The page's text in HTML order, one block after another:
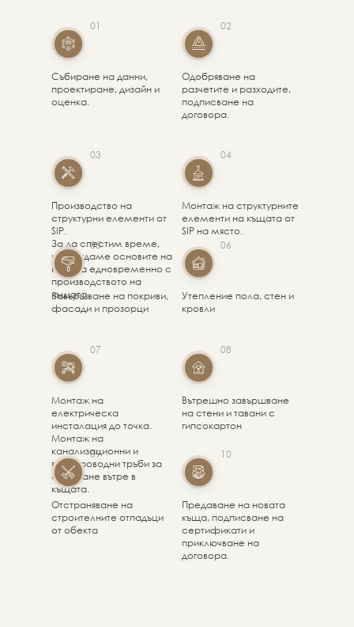
01
Събиране на данни,
проектиране, дизайн и
оценка.
02
Одобряване на
разчетите и разходите,
подписване на
договора.
03
Производство на
структурни елементи от
SIP.
За да спестим време,
изграждаме основите на
къщата едновременно с
производството на
къщата.
04
Монтаж на структурните
елементи на къщата от
SIP на място.
05
Завършване на покриви,
фасади и прозорци
06
Утепление пола, стен и
кровли
07
Монтаж на
електрическа
инсталация до точка.
Монтаж на
канализационни и
водопроводни тръби за
свързване вътре в
къщата.
08
Вътрешно завършване
на стени и тавани с
гипсокартон
09
Отстраняване на
строителните отпадъци
от обекта
10
Предаване на новата
къща, подписване на
сертификати и
приключване на
договора.